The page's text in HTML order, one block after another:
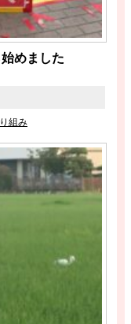
めました
組み